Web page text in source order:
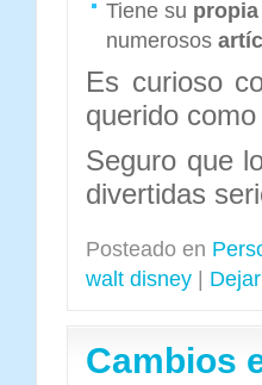
Tiene su
numerosos
Es curioso
querido
Seguro que
divertidas
Posteado en
walt disney
Cambios